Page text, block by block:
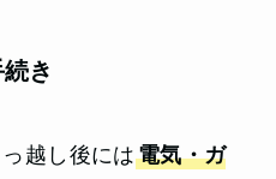
き
越し後には電気・ガ